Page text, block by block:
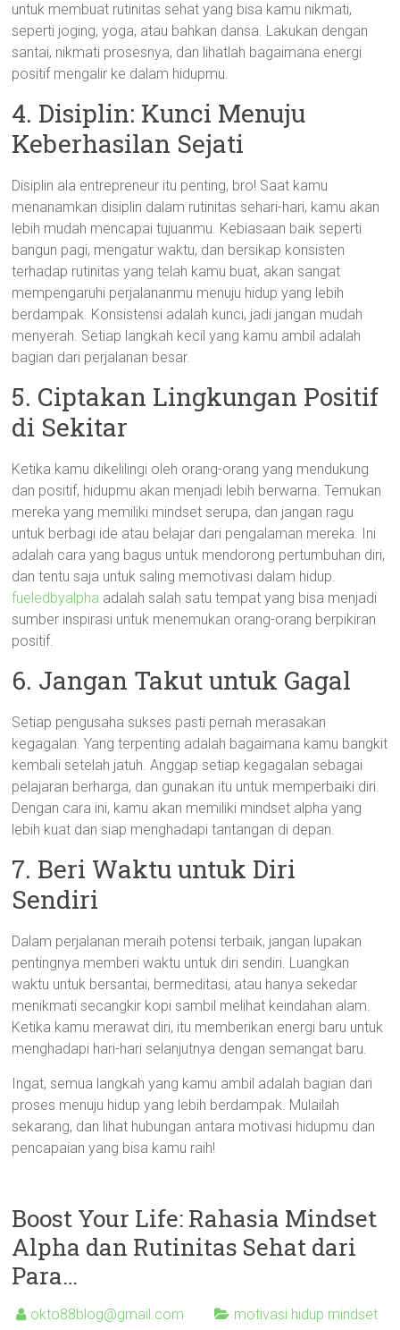
untuk membuat rutinitas sehat yang bisa kamu nikmati,
seperti joging, yoga, atau bahkan dansa. Lakukan dengan
santai, nikmati prosesnya, dan lihatlah bagaimana energi
positif mengalir ke dalam hidupmu.
4. Disiplin: Kunci Menuju
Keberhasilan Sejati
Disiplin ala entrepreneur itu penting, bro! Saat kamu
menanamkan disiplin dalam rutinitas sehari-hari, kamu akan
lebih mudah mencapai tujuanmu. Kebiasaan baik seperti
bangun pagi, mengatur waktu, dan bersikap konsisten
terhadap rutinitas yang telah kamu buat, akan sangat
mempengaruhi perjalananmu menuju hidup yang lebih
berdampak. Konsistensi adalah kunci, jadi jangan mudah
menyerah. Setiap langkah kecil yang kamu ambil adalah
bagian dari perjalanan besar.
5. Ciptakan Lingkungan Positif
di Sekitar
Ketika kamu dikelilingi oleh orang-orang yang mendukung
dan positif, hidupmu akan menjadi lebih berwarna. Temukan
mereka yang memiliki mindset serupa, dan jangan ragu
untuk berbagi ide atau belajar dari pengalaman mereka. Ini
adalah cara yang bagus untuk mendorong pertumbuhan diri,
dan tentu saja untuk saling memotivasi dalam hidup.
fueledbyalpha adalah salah satu tempat yang bisa menjadi
sumber inspirasi untuk menemukan orang-orang berpikiran
positif.
6. Jangan Takut untuk Gagal
Setiap pengusaha sukses pasti pernah merasakan
kegagalan. Yang terpenting adalah bagaimana kamu bangkit
kembali setelah jatuh. Anggap setiap kegagalan sebagai
pelajaran berharga, dan gunakan itu untuk memperbaiki diri.
Dengan cara ini, kamu akan memiliki mindset alpha yang
lebih kuat dan siap menghadapi tantangan di depan.
7. Beri Waktu untuk Diri
Sendiri
Dalam perjalanan meraih potensi terbaik, jangan lupakan
pentingnya memberi waktu untuk diri sendiri. Luangkan
waktu untuk bersantai, bermeditasi, atau hanya sekedar
menikmati secangkir kopi sambil melihat keindahan alam.
Ketika kamu merawat diri, itu memberikan energi baru untuk
menghadapi hari-hari selanjutnya dengan semangat baru.
Ingat, semua langkah yang kamu ambil adalah bagian dari
proses menuju hidup yang lebih berdampak. Mulailah
sekarang, dan lihat hubungan antara motivasi hidupmu dan
pencapaian yang bisa kamu raih!
Boost Your Life: Rahasia Mindset
Alpha dan Rutinitas Sehat dari
Para…
okto88blog@gmail.com motivasi hidup mindset